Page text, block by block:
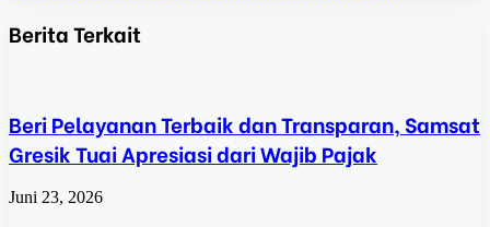
Berita Terkait
Beri Pelayanan Terbaik dan Transparan, Samsat
Gresik Tuai Apresiasi dari Wajib Pajak
Juni 23, 2026